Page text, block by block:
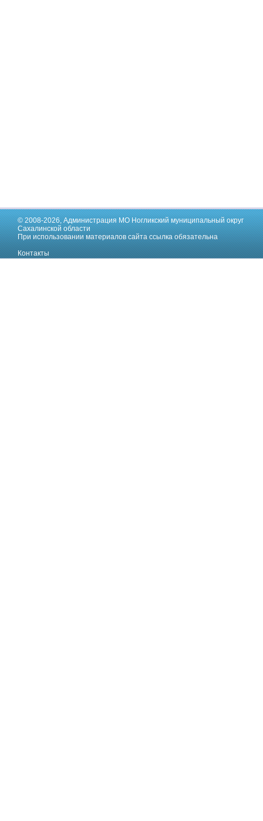
© 2008-2026,Администрация МО Ногликский муниципальный округ
Сахалинской области
При использовании материалов сайта ссылка обязательна
Контакты